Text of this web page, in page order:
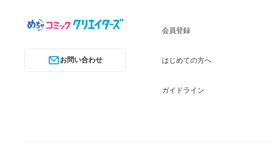
会員登録
はじめての方へ
ガイドライン
お問い合わせ